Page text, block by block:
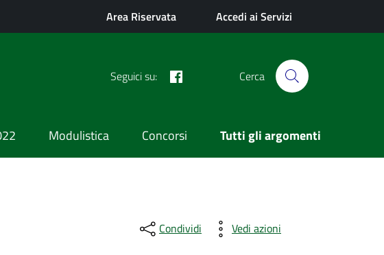
Area Riservata Accedi ai Servizi
Seguici su: Cerca
Modulistica Concorsi Tutti gli argomenti
Condividi Vedi azioni